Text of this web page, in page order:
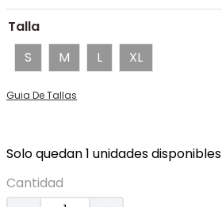
Talla
S
M L XL
Guia De Tallas
Solo quedan 1 unidades disponibles
Cantidad
7.
botas
8.
tenis
9.
lino
10. chaqueta